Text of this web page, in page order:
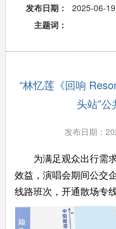
发布日期：
2025-06-19
主题词：
“林忆莲《回响
头站”
发布日期：
为满足观众出行需求
效益，演唱会期间公交
线路班次，开通散场专